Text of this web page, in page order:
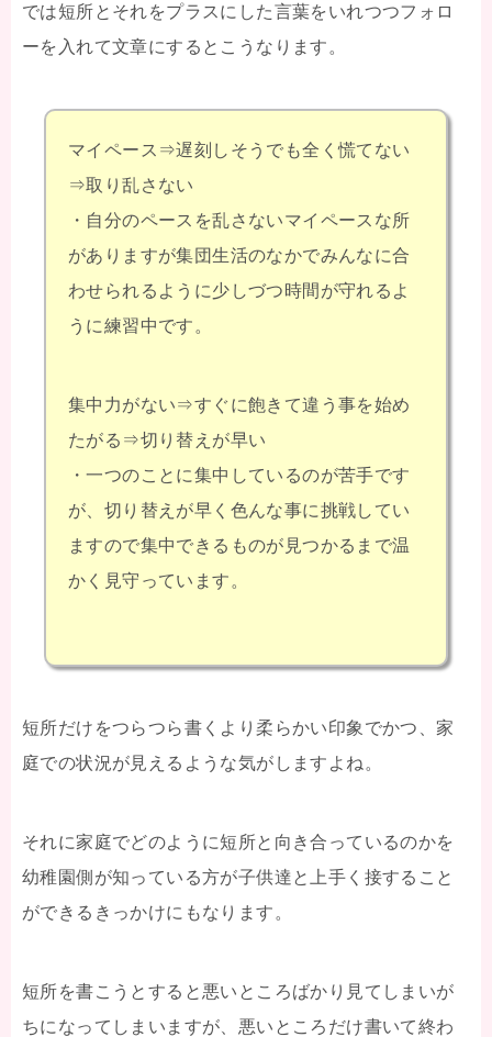
では短所とそれをプラスにした言葉をいれつつフォロ
ーを入れて文章にするとこうなります。
マイペース⇒遅刻しそうでも全く慌てない
⇒取り乱さない
・自分のペースを乱さないマイペースな所
がありますが集団生活のなかでみんなに合
わせられるように少しづつ時間が守れるよ
うに練習中です。
集中力がない⇒すぐに飽きて違う事を始め
たがる⇒切り替えが早い
・一つのことに集中しているのが苦手です
が、切り替えが早く色んな事に挑戦してい
ますので集中できるものが見つかるまで温
かく見守っています。
短所だけをつらつら書くより柔らかい印象でかつ、家
庭での状況が見えるような気がしますよね。
それに家庭でどのように短所と向き合っているのかを
幼稚園側が知っている方が子供達と上手く接すること
ができるきっかけにもなります。
短所を書こうとすると悪いところばかり見てしまいが
ちになってしまいますが、悪いところだけ書いて終わ